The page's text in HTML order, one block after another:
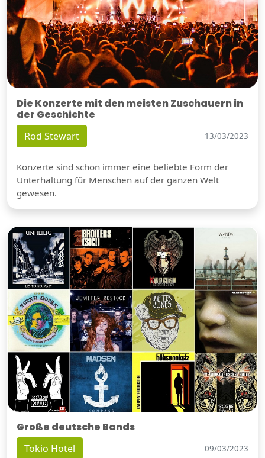
Die Konzerte mit den meisten Zuschauern in
der Geschichte
Rod Stewart 13/03/2023
Konzerte sind schon immer eine beliebte Form der
Unterhaltung für Menschen auf der ganzen Welt
gewesen.
Große deutsche Bands
Tokio Hotel 09/03/2023